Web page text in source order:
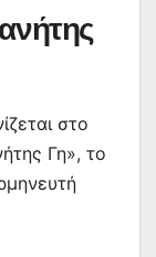
στο
Γη», το